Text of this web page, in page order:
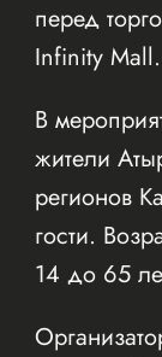
перед
Infinity Mall.
В
жители
регионов
гости.
14 до 65